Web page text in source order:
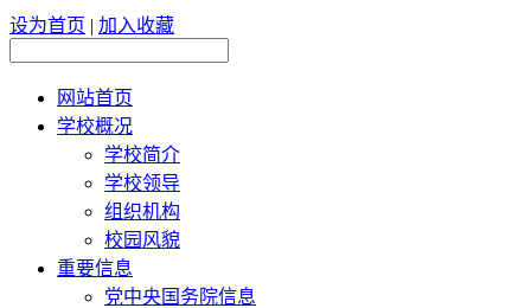
设为首页 | 加入收藏
网站首页
学校概况
学校简介
学校领导
组织机构
校园风貌
重要信息
党中央国务院信息